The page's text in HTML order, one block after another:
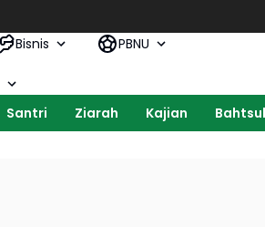
Bisnis PBNU
Santri Ziarah Kajian